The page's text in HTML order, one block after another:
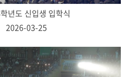
년도 신입생 입학식
2026-03-25